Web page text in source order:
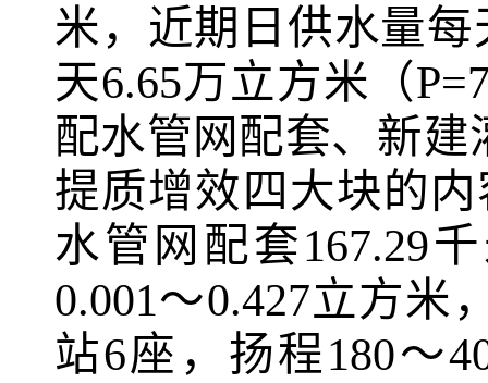
米 ，近期日供水量每
天6.65万立方米 （
配水管网配套、新
提质增效四大块的
水管网配套167.29
0.001～0.427立方米
站6座，扬程180～